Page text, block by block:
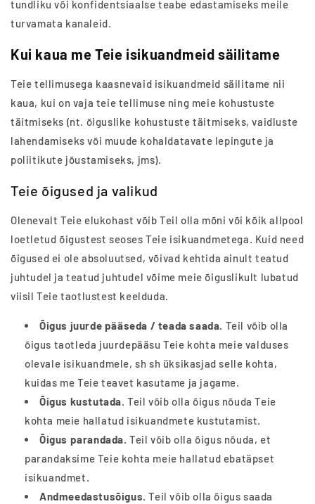
tundliku või konfidentsiaalse teabe edastamiseks meile
turvamata kanaleid.
Kui kaua me Teie isikuandmeid säilitame
Teie tellimusega kaasnevaid isikuandmeid säilitame nii
kaua, kui on vaja teie tellimuse ning meie kohustuste
täitmiseks (nt. õiguslike kohustuste täitmiseks, vaidluste
lahendamiseks või muude kohaldatavate lepingute ja
poliitikute jõustamiseks, jms).
Teie õigused ja valikud
Olenevalt Teie elukohast võib Teil olla mõni või kõik allpool
loetletud õigustest seoses Teie isikuandmetega. Kuid need
õigused ei ole absoluutsed, võivad kehtida ainult teatud
juhtudel ja teatud juhtudel võime meie õiguslikult lubatud
viisil Teie taotlustest keelduda.
Õigus juurde pääseda / teada saada. Teil võib olla
õigus taotleda juurdepääsu Teie kohta meie valduses
olevale isikuandmele, sh sh üksikasjad selle kohta,
kuidas me Teie teavet kasutame ja jagame.
Õigus kustutada. Teil võib olla õigus nõuda Teie
kohta meie hallatud isikuandmete kustutamist.
Õigus parandada. Teil võib olla õigus nõuda, et
parandaksime Teie kohta meie hallatud ebatäpset
isikuandmet.
Andmeedastusõigus. Teil võib olla õigus saada